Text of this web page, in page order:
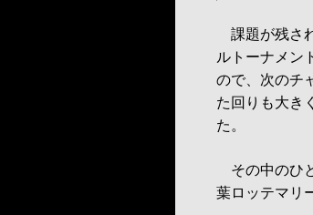
課題が残さ
ルトーナメン
ので、次のチ
た回りも大き
た。
その中のひ
葉ロッテマリ